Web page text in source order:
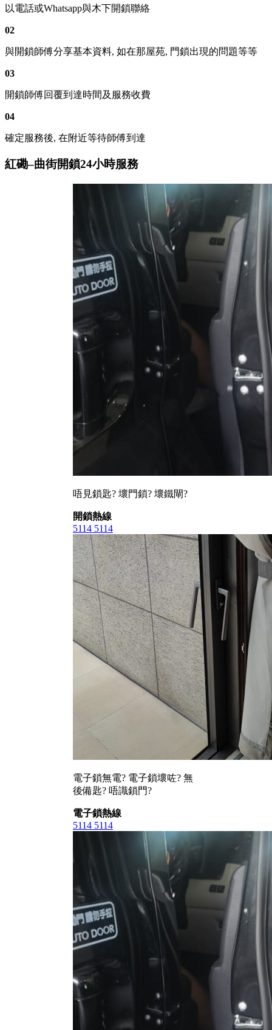
以電話或Whatsapp與木下開鎖聯絡
02
與開鎖師傅分享基本資料, 如在那屋苑, 門鎖出現的問題等等
03
開鎖師傅回覆到達時間及服務收費
04
確定服務後, 在附近等待師傅到達
紅磡–曲街開鎖24小時服務
唔見鎖匙? 壞門鎖? 壞鐵閘?
開鎖熱線
5114 5114
電子鎖無電? 電子鎖壞咗? 無
後備匙? 唔識鎖門?
電子鎖熱線
5114 5114